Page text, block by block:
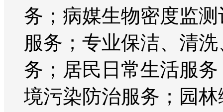
务；病媒生物密度监
服务；专业保洁、清
务；居民日常生活服
境污染防治服务；园